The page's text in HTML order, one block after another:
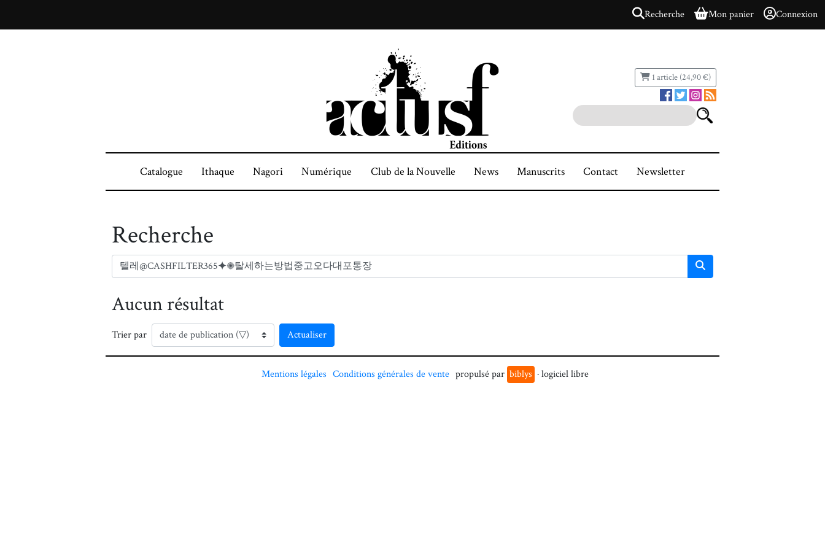
Recherche Mon panier Connexion
1 article (24,90 €)
Catalogue Ithaque Nagori Numérique Club de la Nouvelle News Manuscrits Contact Newsletter
Recherche
Aucun résultat
Trier par Actualiser
Mentions légales Conditions générales de vente propulsé par biblys · logiciel libre